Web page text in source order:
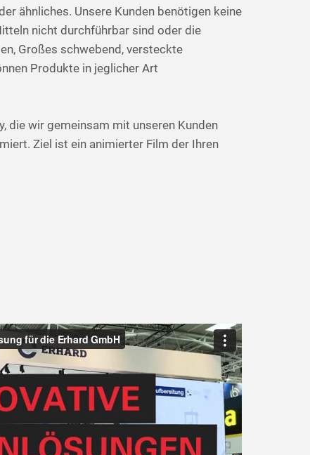
ähnliches. Unsere Kunden benötigen keine
nicht durchführbar sind oder die
Großes schwebend, versteckte
Produkte in jeglicher Art
die wir gemeinsam mit unseren Kunden
Ziel ist ein animierter Film der Ihren